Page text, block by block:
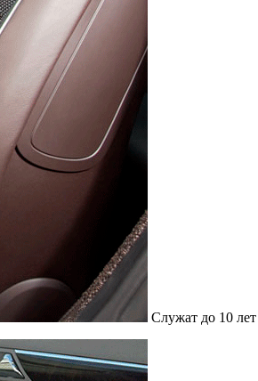
Служат до 10 лет